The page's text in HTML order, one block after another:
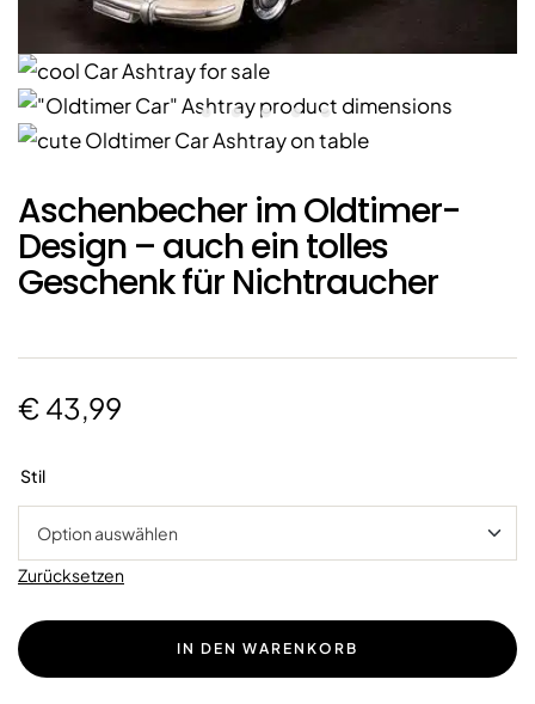
Aschenbecher im Oldtimer-
Design – auch ein tolles
Geschenk für Nichtraucher
€ 43,99
Stil
Zurücksetzen
IN DEN WARENKORB